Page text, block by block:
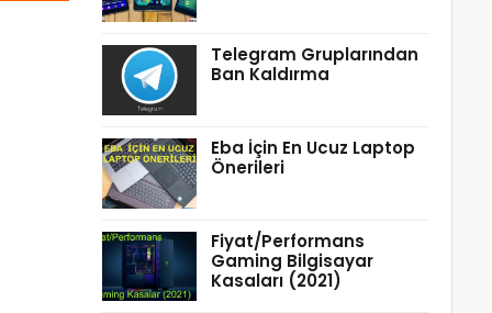
Telegram Gruplarından
Ban Kaldırma
Eba İçin En Ucuz Laptop
Önerileri
Fiyat/Performans
Gaming Bilgisayar
Kasaları (2021)